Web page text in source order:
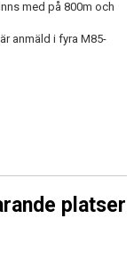
med på 800m och
anmäld i fyra M85-
platser